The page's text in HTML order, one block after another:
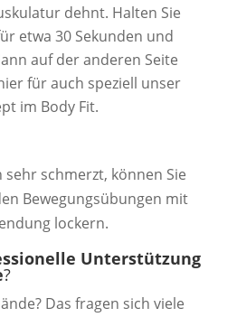
dehnt. Halten Sie
etwa 30 Sekunden und
auf der anderen Seite
für auch speziell unser
im Body Fit.
sehr schmerzt, können Sie
Bewegungsübungen mit
lockern.
Unterstützung
?
Das fragen sich viele